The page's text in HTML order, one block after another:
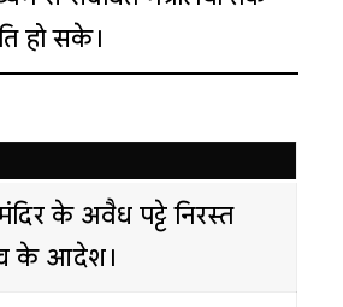
हो सके।
के अवैध पट्टे निरस्त
के आदेश।